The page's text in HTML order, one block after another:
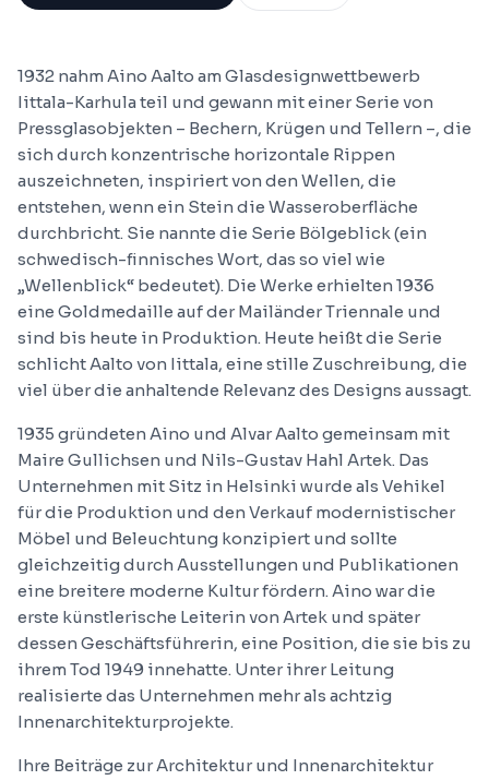
1932 nahm Aino Aalto am Glasdesignwettbewerb
Iittala-Karhula teil und gewann mit einer Serie von
Pressglasobjekten – Bechern, Krügen und Tellern –, die
sich durch konzentrische horizontale Rippen
auszeichneten, inspiriert von den Wellen, die
entstehen, wenn ein Stein die Wasseroberfläche
durchbricht. Sie nannte die Serie Bölgeblick (ein
schwedisch-finnisches Wort, das so viel wie
„Wellenblick“ bedeutet). Die Werke erhielten 1936
eine Goldmedaille auf der Mailänder Triennale und
sind bis heute in Produktion. Heute heißt die Serie
schlicht Aalto von Iittala, eine stille Zuschreibung, die
viel über die anhaltende Relevanz des Designs aussagt.
1935 gründeten Aino und Alvar Aalto gemeinsam mit
Maire Gullichsen und Nils-Gustav Hahl Artek. Das
Unternehmen mit Sitz in Helsinki wurde als Vehikel
für die Produktion und den Verkauf modernistischer
Möbel und Beleuchtung konzipiert und sollte
gleichzeitig durch Ausstellungen und Publikationen
eine breitere moderne Kultur fördern. Aino war die
erste künstlerische Leiterin von Artek und später
dessen Geschäftsführerin, eine Position, die sie bis zu
ihrem Tod 1949 innehatte. Unter ihrer Leitung
realisierte das Unternehmen mehr als achtzig
Innenarchitekturprojekte.
Ihre Beiträge zur Architektur und Innenarchitektur